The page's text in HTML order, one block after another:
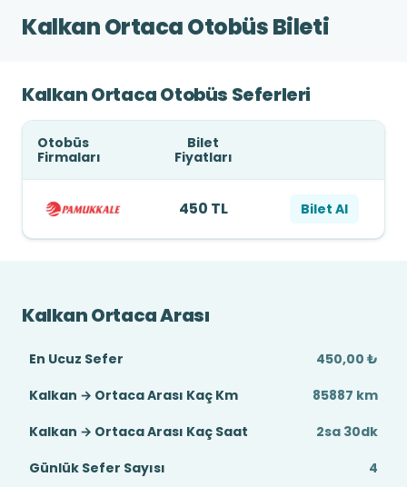
Kalkan Ortaca Otobüs Bileti
Kalkan Ortaca Otobüs Seferleri
Otobüs
Firmaları
Bilet
Fiyatları
450 TL Bilet Al
Kalkan Ortaca Arası
En Ucuz Sefer
450,00 ₺
Kalkan → Ortaca Arası Kaç Km
85887 km
Kalkan → Ortaca Arası Kaç Saat
2sa 30dk
Günlük Sefer Sayısı
4